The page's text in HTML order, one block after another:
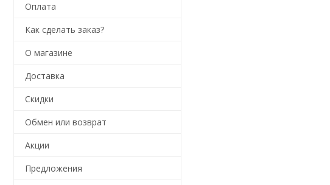
Оплата
Как сделать заказ?
О магазине
Доставка
Скидки
Обмен или возврат
Акции
Предложения